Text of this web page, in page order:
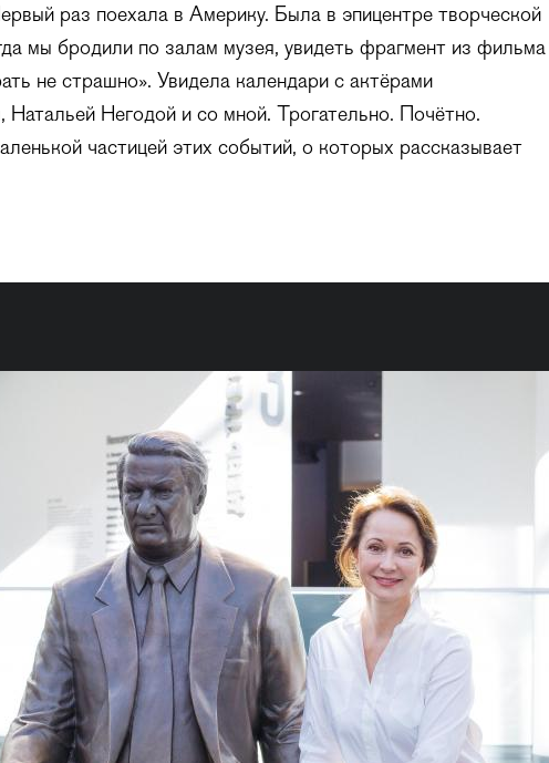
раз поехала в Америку. Была в эпицентре творческой
мы бродили по залам музея, увидеть фрагмент из фильма
не страшно». Увидела календари с актёрами
Негодой и со мной. Трогательно. Почётно.
частицей этих событий, о которых рассказывает